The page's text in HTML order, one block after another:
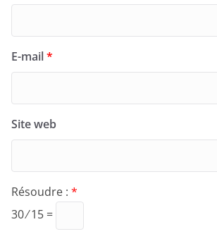
E-mail*
Site web
Résoudre : *
30 ⁄ 15 =